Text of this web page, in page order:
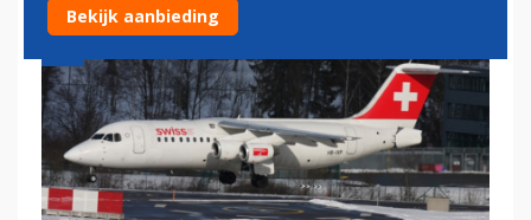
Bekijk aanbieding